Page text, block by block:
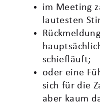
im Meeting
lautesten
schiefläuft;
oder eine
sich für die
aber kaum